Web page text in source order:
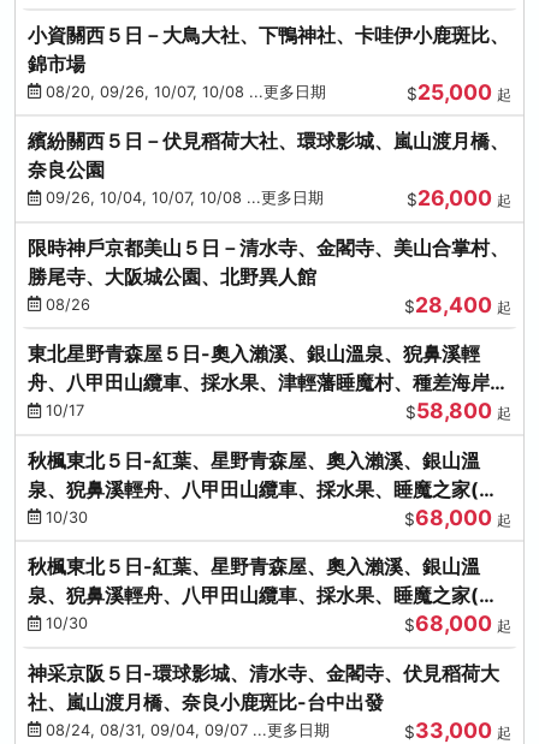
小資關西５日－大鳥大社、下鴨神社、卡哇伊小鹿斑比、
錦市場
08/20, 09/26, 10/07, 10/08 ...更多日期 $25,000 起
繽紛關西５日－伏見稻荷大社、環球影城、嵐山渡月橋、
奈良公園
09/26, 10/04, 10/07, 10/08 ...更多日期 $26,000 起
限時神戶京都美山５日－清水寺、金閣寺、美山合掌村、
勝尾寺、大阪城公園、北野異人館
08/26 $28,400 起
東北星野青森屋５日-奧入瀨溪、銀山溫泉、猊鼻溪輕
舟、八甲田山纜車、採水果、津輕藩睡魔村、種差海岸
(不進免稅店)
10/17 $58,800 起
秋楓東北５日-紅葉、星野青森屋、奧入瀨溪、銀山溫
泉、猊鼻溪輕舟、八甲田山纜車、採水果、睡魔之家(不
進免稅店)
10/30 $68,000 起
秋楓東北５日-紅葉、星野青森屋、奧入瀨溪、銀山溫
泉、猊鼻溪輕舟、八甲田山纜車、採水果、睡魔之家(不
進免稅店)
10/30 $68,000 起
神采京阪５日-環球影城、清水寺、金閣寺、伏見稻荷大
社、嵐山渡月橋、奈良小鹿斑比-台中出發
08/24, 08/31, 09/04, 09/07 ...更多日期 $33,000 起